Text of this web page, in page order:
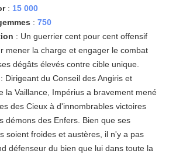
: 15 000
:750
: Un guerrier cent pour cent offensif
mener la charge et engager le combat
dégâts élevés contre cible unique.
: Dirigeant du Conseil des Angiris et
la Vaillance, Impérius a bravement mené
des Cieux à d'innombrables victoires
démons des Enfers. Bien que ses
soient froides et austères, il n'y a pas
défenseur du bien que lui dans toute la